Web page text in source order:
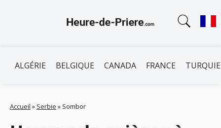
ALGÉRIE BELGIQUE CANADA FRANCE TURQUIE
Accueil » Serbie » Sombor